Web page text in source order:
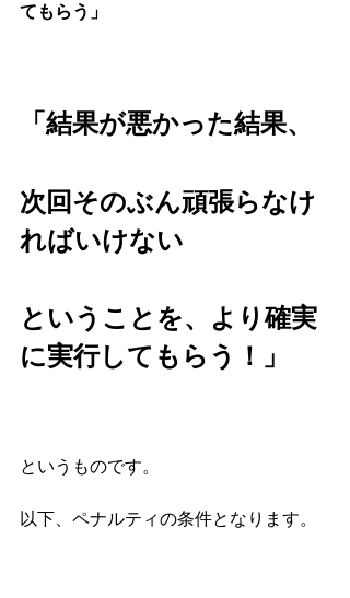
てもらう」
「結果が悪かった結果、
次回そのぶん頑張らなけ
ればいけない
ということを、より確実
に実行してもらう！」
というものです。
以下、ペナルティの条件となります。